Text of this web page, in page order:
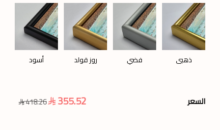
ذهبي فضي روز قولد أسود
السعر 355.52
418.26